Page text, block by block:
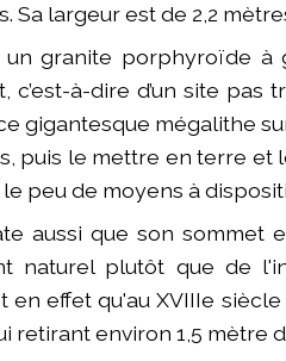
Sa largeur est de 2,2
un granite porphyroïde à
c’est-à-dire d’un site
gigantesque mégalithe
puis le mettre en terre et
peu de moyens à
aussi que son sommet
naturel plutôt que de
en effet qu'au XVIIIe
retirant environ 1,5 mètre